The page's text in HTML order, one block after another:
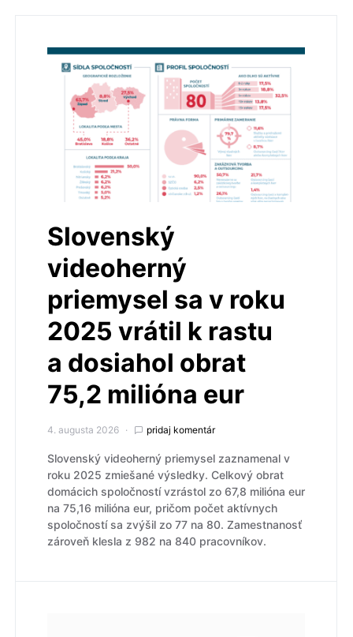
Slovenský
videoherný
priemysel sa v roku
2025 vrátil k rastu
a dosiahol obrat
75,2 milióna eur
4. augusta 2026 pridaj komentár
Slovenský videoherný priemysel zaznamenal v
roku 2025 zmiešané výsledky. Celkový obrat
domácich spoločností vzrástol zo 67,8 milióna eur
na 75,16 milióna eur, pričom počet aktívnych
spoločností sa zvýšil zo 77 na 80. Zamestnanosť
zároveň klesla z 982 na 840 pracovníkov.